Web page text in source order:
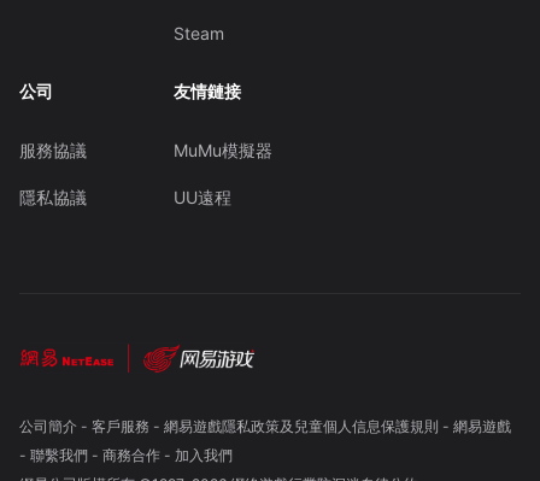
Steam
公司
服務協議
隱私協議
友情鏈接
MuMu模擬器
UU遠程
公司簡介- 客戶服務 - 網易遊戲隱私政策及兒童個人信息保護規則 - 網易遊戲
- 聯繫我們- 商務合作- 加入我們